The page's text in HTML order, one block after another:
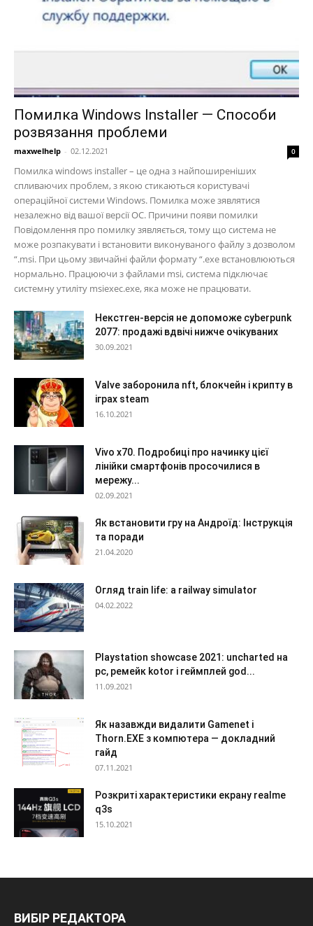
Помилка Windows Installer — Способи
розвязання проблеми
maxwelhelp - 02.12.2021 0
Помилка windows installer – це одна з найпоширеніших
спливаючих проблем, з якою стикаються користувачі
операційної системи Windows. Помилка може зявлятися
незалежно від вашої версії ОС. Причини появи помилки
Повідомлення про помилку зявляється, тому що система не
може розпакувати і встановити виконуваного файлу з дозволом
“.msi. При цьому звичайні файли формату “.exe встановлюються
нормально. Працюючи з файлами msi, система підключає
системну утиліту msiexec.exe, яка може не працювати.
Некстген-версія не допоможе cyberpunk
2077: продажі вдвічі нижче очікуваних
30.09.2021
Valve заборонила nft, блокчейн і крипту в
іграх steam
16.10.2021
Vivo x70. Подробиці про начинку цієї
лінійки смартфонів просочилися в
мережу...
02.09.2021
Як встановити гру на Андроїд: Інструкція
та поради
21.04.2020
Огляд train life: a railway simulator
04.02.2022
Playstation showcase 2021: uncharted на
pc, ремейк kotor і геймплей god...
11.09.2021
Як назавжди видалити Gamenet і
Thorn.EXE з компютера — докладний
гайд
07.11.2021
Розкриті характеристики екрану realme
q3s
15.10.2021
ВИБІР РЕДАКТОРА